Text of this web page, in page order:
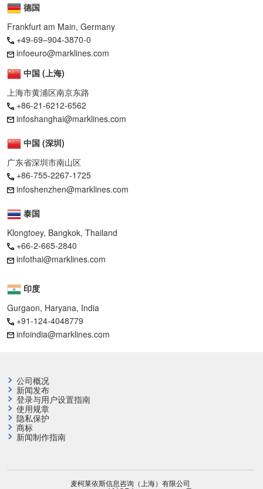
德国
Frankfurt am Main, Germany
+49-69–904-3870-0
infoeuro@marklines.com
中国 (上海)
上海市黄浦区南京东路
+86-21-6212-6562
infoshanghai@marklines.com
中国 (深圳)
广东省深圳市南山区
+86-755-2267-1725
infoshenzhen@marklines.com
泰国
Klongtoey, Bangkok, Thailand
+66-2-665-2840
infothai@marklines.com
印度
Gurgaon, Haryana, India
+91-124-4048779
infoindia@marklines.com
公司概况
新闻发布
登录与用户设置指南
使用规章
隐私保护
商标
新闻制作指南
麦柯莱依斯信息咨询（上海）有限公司